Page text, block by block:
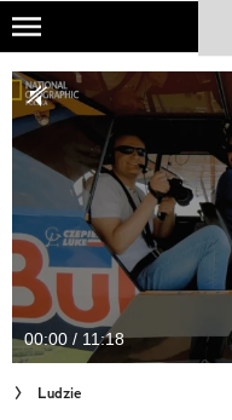
Skip
main
content
NATIONAL GEOGRAPHIC
TRAVELER
PODCASTY
Sklep
Newsletter
Cuda Polski
Wielki Konkurs Fotograficzny
00:00 / 11:18
Ludzie